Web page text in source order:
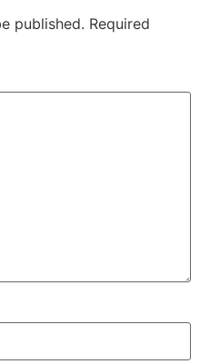
published. Required